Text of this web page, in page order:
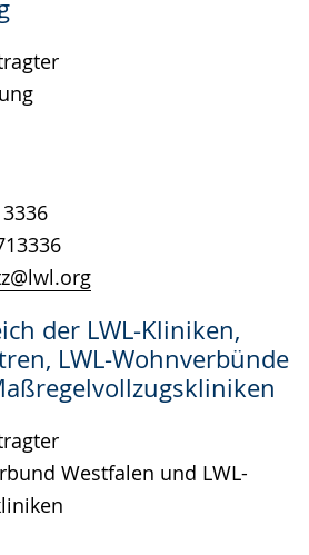
der LWL-Kliniken,
LWL-Wohnverbünde
Westfalen und LWL-